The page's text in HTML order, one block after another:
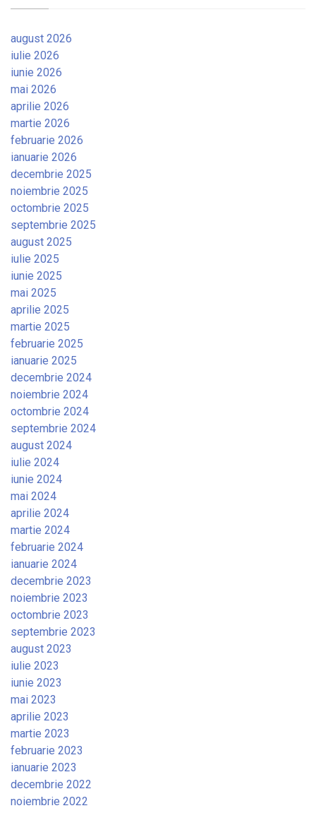
august 2026
iulie 2026
iunie 2026
mai 2026
aprilie 2026
martie 2026
februarie 2026
ianuarie 2026
decembrie 2025
noiembrie 2025
octombrie 2025
septembrie 2025
august 2025
iulie 2025
iunie 2025
mai 2025
aprilie 2025
martie 2025
februarie 2025
ianuarie 2025
decembrie 2024
noiembrie 2024
octombrie 2024
septembrie 2024
august 2024
iulie 2024
iunie 2024
mai 2024
aprilie 2024
martie 2024
februarie 2024
ianuarie 2024
decembrie 2023
noiembrie 2023
octombrie 2023
septembrie 2023
august 2023
iulie 2023
iunie 2023
mai 2023
aprilie 2023
martie 2023
februarie 2023
ianuarie 2023
decembrie 2022
noiembrie 2022